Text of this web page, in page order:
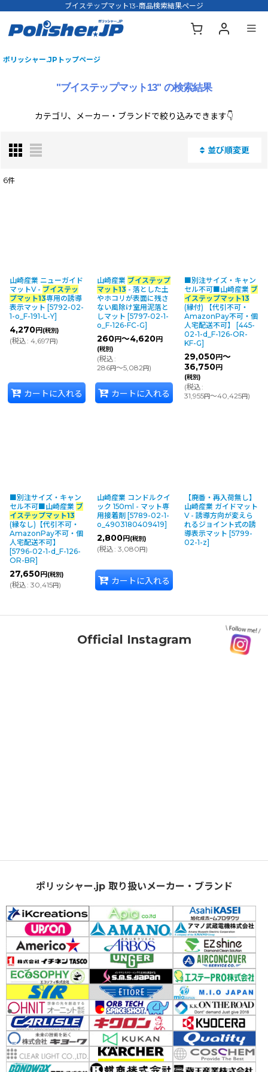
ブイステップマット13-商品検索結果ページ
ポリッシャー.JPトップページ
"ブイステップマット13" の検索結果
カテゴリ、メーカー・ブランドで絞り込みできます👇
並び順変更
並び順:
カテゴリ
絞り込む
6件
山崎産業 ニューガイド
マットV - ブイステッ
プマット13専用の誘導
表示マット [5792-02-
1-o_F-191-L-Y]
4,270円 (税別)
(税込: 4,697円)
カートに入れる
山崎産業 ブイステップ
マット13 - 落とした土
やホコリが表面に残さ
ない風除け室用泥落と
しマット [5797-02-1-
o_F-126-FC-G]
260円～4,620円
(税別)
(税込:
286円～5,082円)
カートに入れる
■別注サイズ・キャン
セル不可■山崎産業 ブ
イステップマット13
(縁付) 【代引不可・
AmazonPay不可・個
人宅配送不可】
[445-
02-1-d_F-126-OR-
KF-G]
29,050円～
36,750円
(税別)
(税込:
31,955円～40,425円)
■別注サイズ・キャン
セル不可■山崎産業 ブ
イステップマット13
(縁なし)【代引不可・
AmazonPay不可・個
人宅配送不可】
[5796-02-1-d_F-126-
OR-BR]
27,650円 (税別)
(税込: 30,415円)
山崎産業 コンドルクイ
ック 150ml - マット専
用接着剤 [5789-02-1-
o_4903180409419]
2,800円 (税別)
(税込: 3,080円)
カートに入れる
【廃番・再入荷無し】
山崎産業 ガイドマット
V - 誘導方向が変えら
れるジョイント式の誘
導表示マット [5799-
02-1-z]
Official Instagram
ポリッシャー.jp 取り扱いメーカー・ブランド